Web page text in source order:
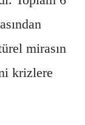
mirasın
krizlere